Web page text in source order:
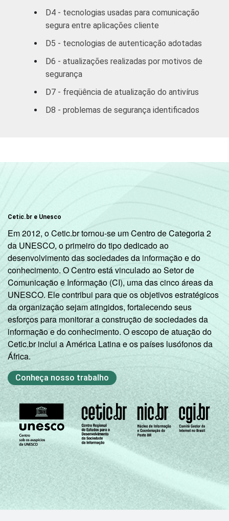
armazenagem
comunicações
23
Atividades
serviços
prestados às
36
1Base: 3.168 empresas com acesso à
Internet, com 10 ou mais funcionários, que
constituem os seguintes segmentos da
CNAE 1.0: seção D, F, G, H, I, K e a seção O
sem os grupos 90 e 91. Respostas múltiplas
e estimuladas referentes a
outubro/novembro de 2008.
2Não sabe / Não respondeu.
3A categoria "O - Outros serviços coletivos,
sociais e pessoais" não reúne os grupos 90-
Limpeza urbana e esgoto e Atividades
relacionadas e 91 atividades associativas.
Veja a tabela deerros estatísticos
aproximadospara cada variável este
indicador.
Fonte: NIC.br - out/nov 2008
D4 - tecnologias usadas para comunicação
segura entre aplicações cliente
D5 - tecnologias de autenticação adotadas
D6 - atualizações realizadas por motivos de
segurança
D7 - freqüência de atualização do antivírus
D8 - problemas de segurança identificados
Cetic.br e Unesco
Em 2012, o Cetic.br tornou-se um Centro de Categoria 2
da UNESCO, o primeiro do tipo dedicado ao
desenvolvimento das sociedades da informação e do
conhecimento. O Centro está vinculado ao Setor de
Comunicação e Informação (CI), uma das cinco áreas da
UNESCO. Ele contribui para que os objetivos estratégicos
da organização sejam atingidos, fortalecendo seus
esforços para monitorar a construção de sociedades da
informação e do conhecimento. O escopo de atuação do
Cetic.br inclui a América Latina e os países lusófonos da
África.
Conheça nosso trabalho